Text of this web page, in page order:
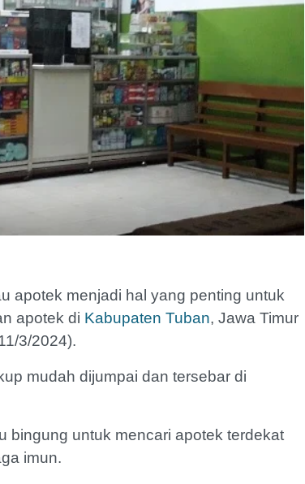
apotek menjadi hal yang penting untuk
apotek di Kabupaten Tuban, Jawa Timur
3/2024).
mudah dijumpai dan tersebar di
bingung untuk mencari apotek terdekat
imun.